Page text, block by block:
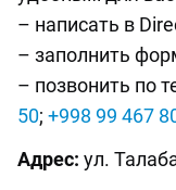
– написать в
– заполнить
– позвонить по
50; +998 99 467
Адрес: ул.